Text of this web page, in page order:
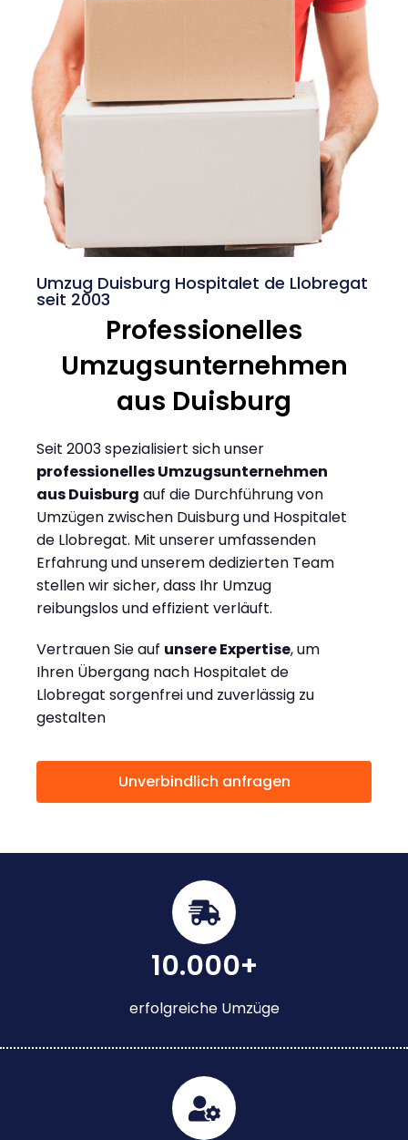
Umzug Duisburg Hospitalet de Llobregat
seit 2003
Professionelles
Umzugsunternehmen
aus Duisburg
Seit 2003 spezialisiert sich unser
professionelles Umzugsunternehmen
aus Duisburg auf die Durchführung von
Umzügen zwischen Duisburg und Hospitalet
de Llobregat. Mit unserer umfassenden
Erfahrung und unserem dedizierten Team
stellen wir sicher, dass Ihr Umzug
reibungslos und effizient verläuft.
Vertrauen Sie auf unsere Expertise, um
Ihren Übergang nach Hospitalet de
Llobregat sorgenfrei und zuverlässig zu
gestalten
Unverbindlich anfragen
10.000+
erfolgreiche Umzüge